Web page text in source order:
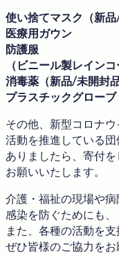
使い捨てマスク（新品
医療用ガウン
防護服
（ビニール製レイン
消毒薬（新品/未開封品
プラスチックグローブ
その他、新型コロナ
活動を推進している
ありましたら、寄付
お願いいたします。
介護・福祉の現場や病
感染を防ぐためにも、
また、各種の活動を支
ぜひ皆様のご協力をお